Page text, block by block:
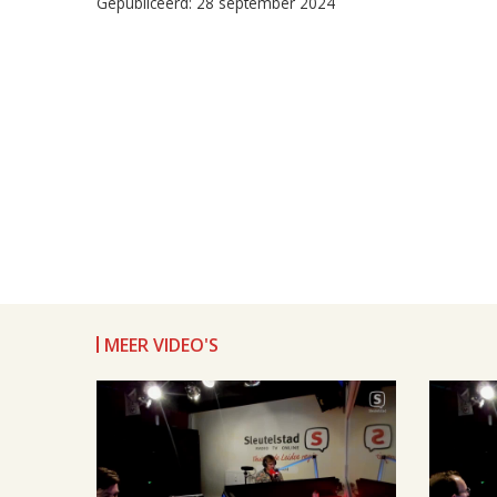
MEER VIDEO'S